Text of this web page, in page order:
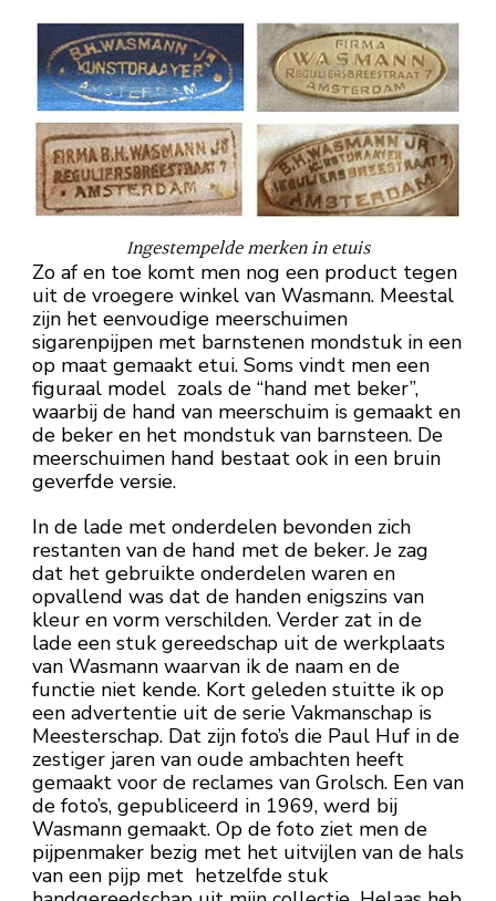
Ingestempelde merken in etuis
Zo af en toe komt men nog een product tegen
uit de vroegere winkel van Wasmann. Meestal
zijn het eenvoudige meerschuimen
sigarenpijpen met barnstenen mondstuk in een
op maat gemaakt etui. Soms vindt men een
figuraal model zoals de “hand met beker”,
waarbij de hand van meerschuim is gemaakt en
de beker en het mondstuk van barnsteen. De
meerschuimen hand bestaat ook in een bruin
geverfde versie.
In de lade met onderdelen bevonden zich
restanten van de hand met de beker. Je zag
dat het gebruikte onderdelen waren en
opvallend was dat de handen enigszins van
kleur en vorm verschilden. Verder zat in de
lade een stuk gereedschap uit de werkplaats
van Wasmann waarvan ik de naam en de
functie niet kende. Kort geleden stuitte ik op
een advertentie uit de serie Vakmanschap is
Meesterschap. Dat zijn foto’s die Paul Huf in de
zestiger jaren van oude ambachten heeft
gemaakt voor de reclames van Grolsch. Een van
de foto’s, gepubliceerd in 1969, werd bij
Wasmann gemaakt. Op de foto ziet men de
pijpenmaker bezig met het uitvijlen van de hals
van een pijp met hetzelfde stuk